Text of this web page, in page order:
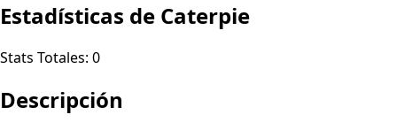
Estadísticas de Caterpie
Stats Totales: 0
Descripción